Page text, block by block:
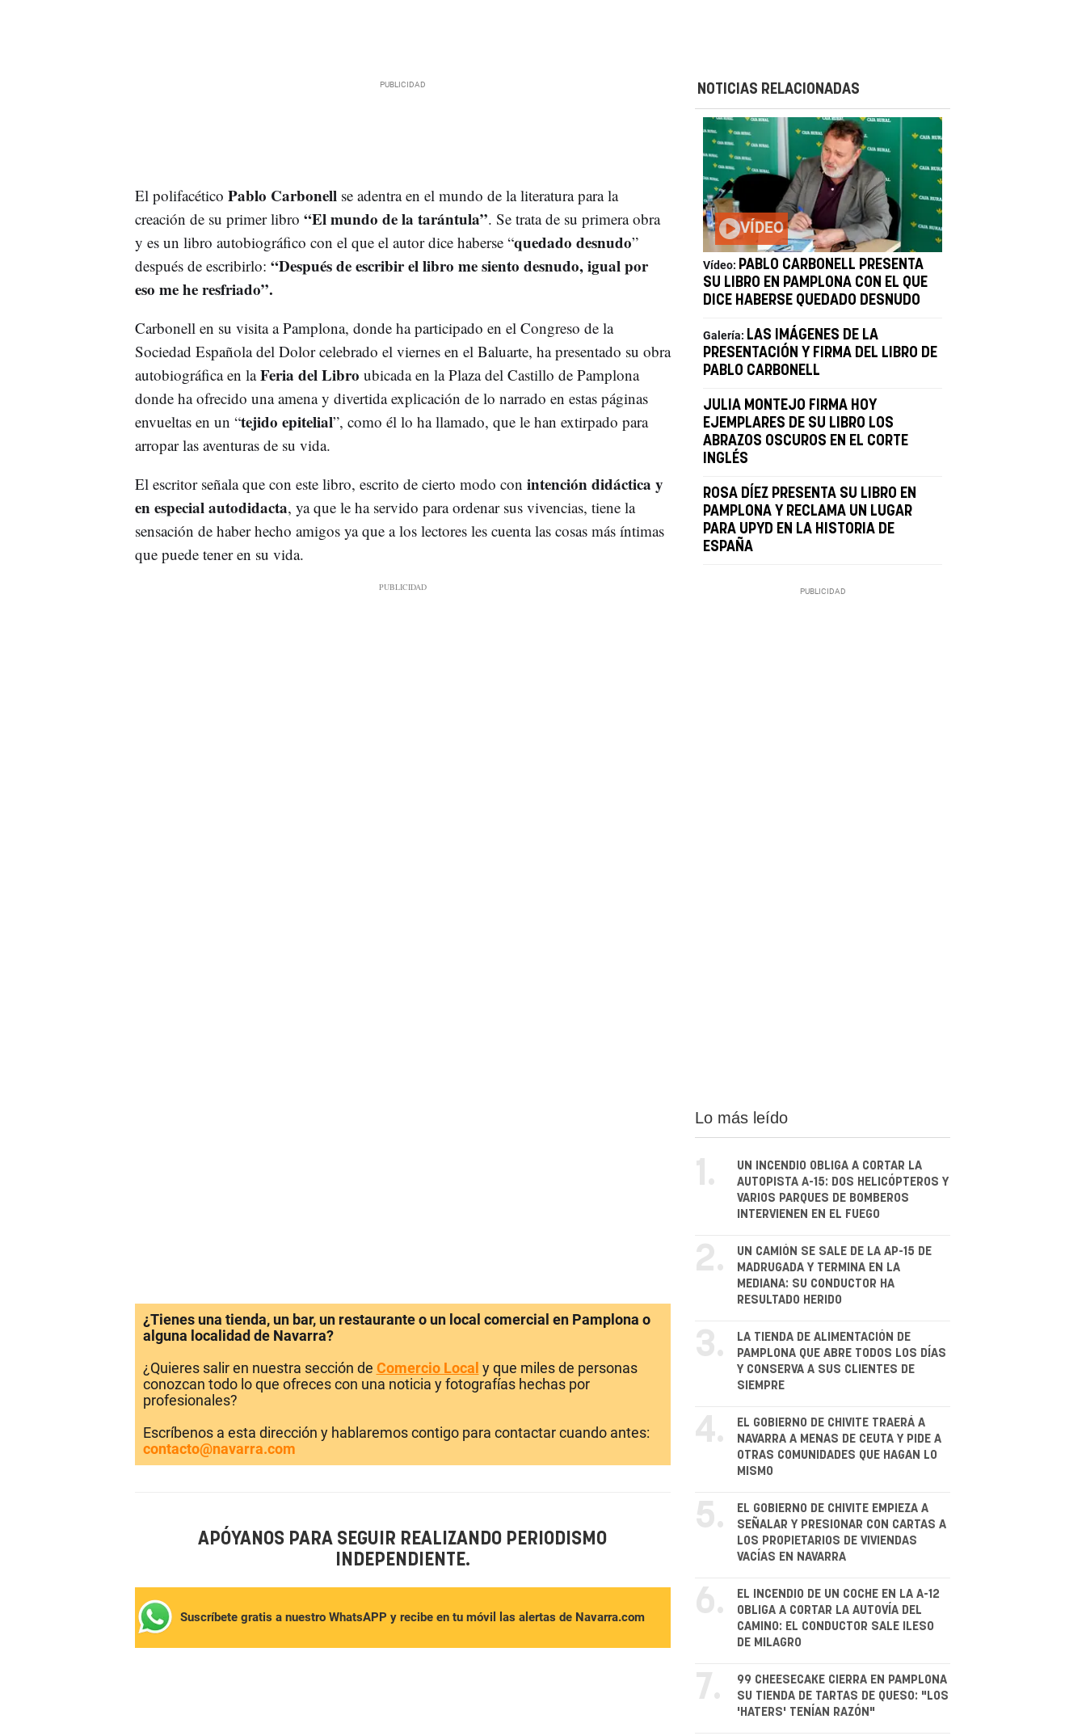
El polifacético Pablo Carbonell se adentra en el mundo de la literatura para la
creación de su primer libro “El mundo de la tarántula”. Se trata de su primera obra
y es un libro autobiográfico con el que el autor dice haberse “quedado desnudo”
después de escribirlo: “Después de escribir el libro me siento desnudo, igual por
eso me he resfriado”.
Carbonell en su visita a Pamplona, donde ha participado en el Congreso de la
Sociedad Española del Dolor celebrado el viernes en el Baluarte, ha presentado su obra
autobiográfica en laFeria del Libro ubicada en la Plaza del Castillo de Pamplona
donde ha ofrecido una amena y divertida explicación de lo narrado en estas páginas
envueltas en un “tejido epitelial”, como él lo ha llamado, que le han extirpado para
arropar las aventuras de su vida.
El escritor señala que con este libro, escrito de cierto modo con intención didáctica y
en especial autodidacta, ya que le ha servido para ordenar sus vivencias, tiene la
sensación de haber hecho amigos ya que a los lectores les cuenta las cosas más íntimas
que puede tener en su vida.
NOTICIAS RELACIONADAS
VÍDEO
Vídeo: PABLO CARBONELL PRESENTA
SU LIBRO EN PAMPLONA CON EL QUE
DICE HABERSE QUEDADO DESNUDO
Galería: LAS IMÁGENES DE LA
PRESENTACIÓN Y FIRMA DEL LIBRO DE
PABLO CARBONELL
JULIA MONTEJO FIRMA HOY
EJEMPLARES DE SU LIBRO LOS
ABRAZOS OSCUROS EN EL CORTE
INGLÉS
ROSA DÍEZ PRESENTA SU LIBRO EN
PAMPLONA Y RECLAMA UN LUGAR
PARA UPYD EN LA HISTORIA DE
ESPAÑA
¿Tienes una tienda, un bar, un restaurante o un local comercial en Pamplona o
alguna localidad de Navarra?
¿Quieres salir en nuestra sección de Comercio Local y que miles de personas
conozcan todo lo que ofreces con una noticia y fotografías hechas por
profesionales?
Escríbenos a esta dirección y hablaremos contigo para contactar cuando antes:
contacto@navarra.com
APÓYANOS PARA SEGUIR REALIZANDO PERIODISMO
INDEPENDIENTE.
Suscríbete gratis a nuestro WhatsAPP y recibe en tu móvil las alertas de Navarra.com
Lo más leído
1.
UN INCENDIO OBLIGA A CORTAR LA
AUTOPISTA A-15: DOS HELICÓPTEROS Y
VARIOS PARQUES DE BOMBEROS
INTERVIENEN EN EL FUEGO
2.
UN CAMIÓN SE SALE DE LA AP-15 DE
MADRUGADA Y TERMINA EN LA
MEDIANA: SU CONDUCTOR HA
RESULTADO HERIDO
3.
LA TIENDA DE ALIMENTACIÓN DE
PAMPLONA QUE ABRE TODOS LOS DÍAS
Y CONSERVA A SUS CLIENTES DE
SIEMPRE
4.
EL GOBIERNO DE CHIVITE TRAERÁ A
NAVARRA A MENAS DE CEUTA Y PIDE A
OTRAS COMUNIDADES QUE HAGAN LO
MISMO
5.
EL GOBIERNO DE CHIVITE EMPIEZA A
SEÑALAR Y PRESIONAR CON CARTAS A
LOS PROPIETARIOS DE VIVIENDAS
VACÍAS EN NAVARRA
6.
EL INCENDIO DE UN COCHE EN LA A-12
OBLIGA A CORTAR LA AUTOVÍA DEL
CAMINO: EL CONDUCTOR SALE ILESO
DE MILAGRO
7.
99 CHEESECAKE CIERRA EN PAMPLONA
SU TIENDA DE TARTAS DE QUESO: "LOS
'HATERS' TENÍAN RAZÓN"